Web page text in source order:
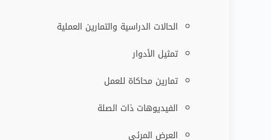
الحالات الدراسية والتمارين العملية
تمثيل الأدوار
تمارين محاكاة للعمل
الفيديوهات ذات الصلة
العرض المرئي